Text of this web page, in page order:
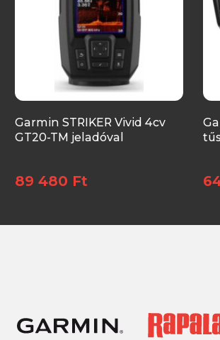
Garmin STRIKER Vivid 4cv
GT20-TM jeladóval
89 480 Ft
tűs